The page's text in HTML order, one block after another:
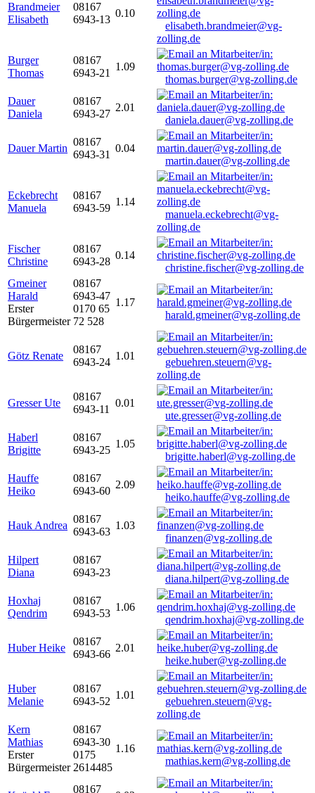
Brandmeier
Elisabeth
08167
6943-13
0.10
elisabeth.brandmeier@vg-
zolling.de
Burger
Thomas
08167
6943-21
1.09
thomas.burger@vg-zolling.de
Dauer
Daniela
08167
6943-27
2.01
daniela.dauer@vg-zolling.de
Dauer Martin
08167
6943-31
0.04
martin.dauer@vg-zolling.de
Eckebrecht
Manuela
08167
6943-59
1.14
manuela.eckebrecht@vg-
zolling.de
Fischer
Christine
08167
6943-28
0.14
christine.fischer@vg-zolling.de
Gmeiner
Harald
Erster
Bürgermeister
08167
6943-47
0170 65
72 528
1.17
harald.gmeiner@vg-zolling.de
Götz Renate
08167
6943-24
1.01
gebuehren.steuern@vg-
zolling.de
Gresser Ute
08167
6943-11
0.01
ute.gresser@vg-zolling.de
Haberl
Brigitte
08167
6943-25
1.05
brigitte.haberl@vg-zolling.de
Hauffe
Heiko
08167
6943-60
2.09
heiko.hauffe@vg-zolling.de
Hauk Andrea
08167
6943-63
1.03
finanzen@vg-zolling.de
Hilpert
Diana
08167
6943-23
diana.hilpert@vg-zolling.de
Hoxhaj
Qendrim
08167
6943-53
1.06
qendrim.hoxhaj@vg-zolling.de
Huber Heike
08167
6943-66
2.01
heike.huber@vg-zolling.de
Huber
Melanie
08167
6943-52
1.01
gebuehren.steuern@vg-
zolling.de
Kern
Mathias
Erster
Bürgermeister
08167
6943-30
0175
2614485
1.16
mathias.kern@vg-zolling.de
08167